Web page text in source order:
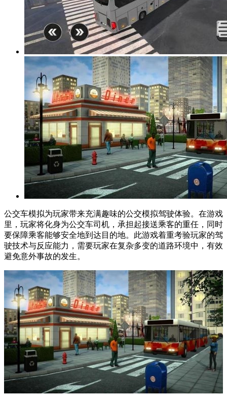
公交车模拟为玩家带来充满趣味的公交模拟驾驶体验。在游戏
里，玩家将化身为公交车司机，承担起接送乘客的重任，同时
要保障乘客能够安全地到达目的地。此游戏着重考验玩家的驾
驶技术与反应能力，需要玩家在复杂多变的道路环境中，有效
避免意外事故的发生。